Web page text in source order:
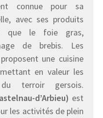
connue pour sa
avec ses produits
que le foie gras,
de brebis. Les
une cuisine
en valeur les
du terroir gersois.
d’Arbieu) est
les activités de plein